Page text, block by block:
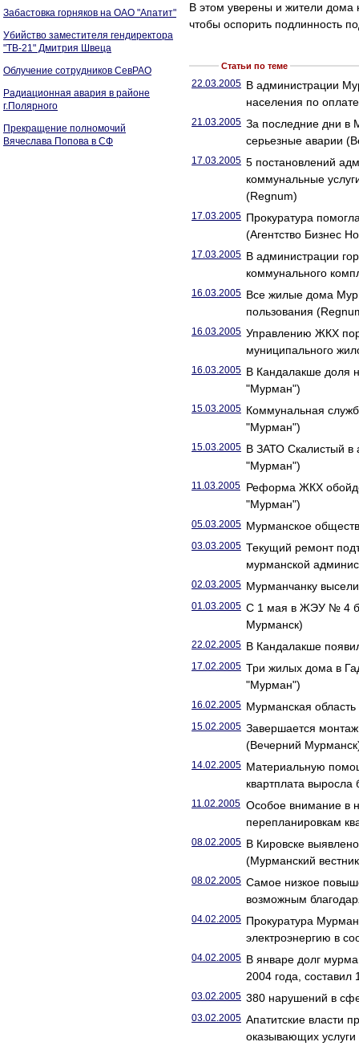
Забастовка горняков на ОАО "Апатит"
Убийство заместителя гендиректора
"ТВ-21" Дмитрия Швеца
Облучение сотрудников СевРАО
Радиационная авария в районе
г.Полярного
Прекращение полномочий
Вячеслава Попова в СФ
В этом уверены и жители дома
чтобы оспорить подлинность
Статьи по теме
22.03.2005 В администрации
населения по
21.03.2005 За последние дни в
серьезные аварии
17.03.2005 5 постановлений
коммунальные
(Regnum)
17.03.2005 Прокуратура
(Агентство Бизнес
17.03.2005 В администрации
коммунального
16.03.2005 Все жилые дома
пользования
16.03.2005 Управлению ЖКХ
муниципального
16.03.2005 В Кандалакше доля
"Мурман")
15.03.2005 Коммунальная
"Мурман")
15.03.2005 В ЗАТО Скалистый в
"Мурман")
11.03.2005 Реформа ЖКХ
"Мурман")
05.03.2005 Мурманское
03.03.2005 Текущий ремонт
мурманской
02.03.2005 Мурманчанку
01.03.2005 С 1 мая в ЖЭУ № 4
Мурманск)
22.02.2005 В Кандалакше
17.02.2005 Три жилых дома в
"Мурман")
16.02.2005 Мурманская
15.02.2005 Завершается
(Вечерний
14.02.2005 Материальную
квартплата
11.02.2005 Особое внимание в
перепланировкам
08.02.2005 В Кировске
(Мурманский
08.02.2005 Самое низкое
возможным
04.02.2005 Прокуратура
электроэнергию в
04.02.2005 В январе долг
2004 года,
03.02.2005 380 нарушений в
03.02.2005 Апатитские власти
оказывающих